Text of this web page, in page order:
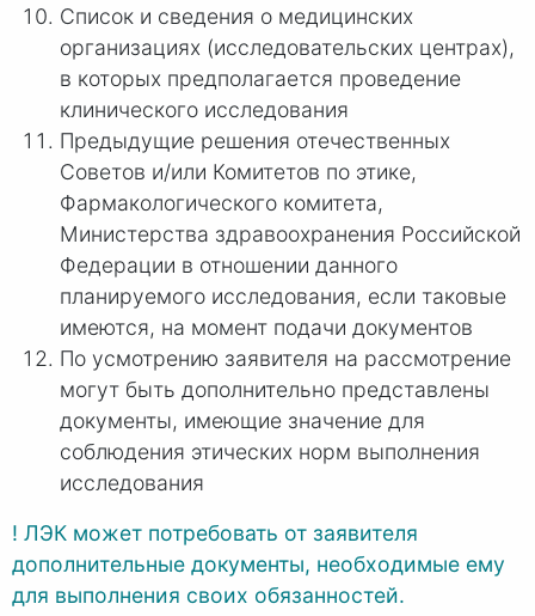
Список и сведения о медицинских
организациях (исследовательских центрах),
в которых предполагается проведение
клинического исследования
Предыдущие решения отечественных
Советов и/или Комитетов по этике,
Фармакологического комитета,
Министерства здравоохранения Российской
Федерации в отношении данного
планируемого исследования, если таковые
имеются, на момент подачи документов
По усмотрению заявителя на рассмотрение
могут быть дополнительно представлены
документы, имеющие значение для
соблюдения этических норм выполнения
исследования
! ЛЭК может потребовать от заявителя
дополнительные документы, необходимые ему
для выполнения своих обязанностей.